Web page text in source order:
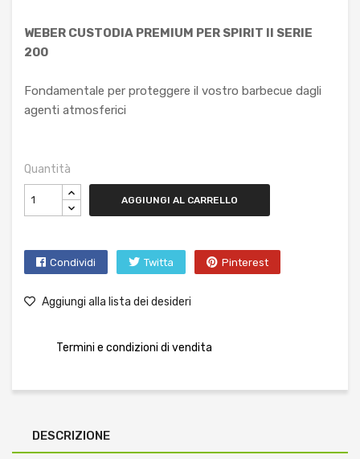
WEBER CUSTODIA PREMIUM PER SPIRIT II SERIE
200
Fondamentale per proteggere il vostro barbecue dagli
agenti atmosferici
Quantità
AGGIUNGI AL CARRELLO
Condividi Twitta Pinterest
Aggiungi alla lista dei desideri
Termini e condizioni di vendita
DESCRIZIONE